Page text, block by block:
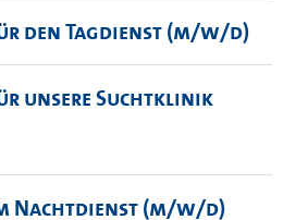
den Tagdienst (m/w/d)
unsere Suchtklinik
Nachtdienst (m/w/d)